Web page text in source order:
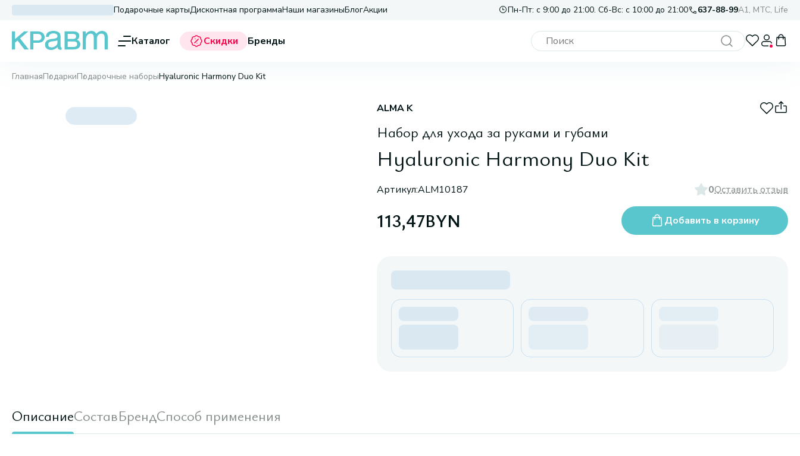
Подарочные картыДисконтная программаНаши магазиныБлогАкции Пн-Пт: с 9:00 до 21:00. Сб-Вс: с 10:00 до 21:00 637-88-99A1, МТС, Life
Каталог Скидки Бренды
ГлавнаяПодаркиПодарочные наборыHyaluronic Harmony Duo Kit
ALMA K
Набор для ухода за руками и губами
Hyaluronic Harmony Duo Kit
Артикул:ALM10187 0Оставить отзыв
113,47BYN Добавить в корзину
ОписаниеСоставБрендСпособ применения